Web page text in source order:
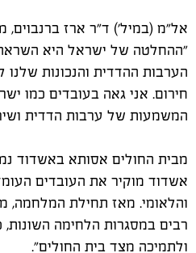
אל"מ (במיל') ד"ר ארז ברנבוים,
"ההחלטה של ישראל היא
הערבות ההדדית והנכונות
חירום. אני גאה בעובדים כמו
המשמעות של ערבות הדדית
מבית החולים אסותא באשדוד
אשדוד מוקיר את העובדים
והלאומי. מאז תחילת המלחמה,
רבים במסגרות הלחימה
ולתמיכה מצד בית החולים".